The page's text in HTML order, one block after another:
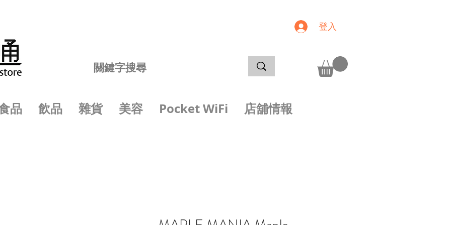
登入
品 飲品 雜貨 美容 Pocket WiFi 店舖情報